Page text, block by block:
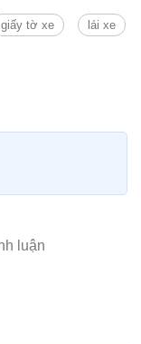
giấy tờ xe lái xe